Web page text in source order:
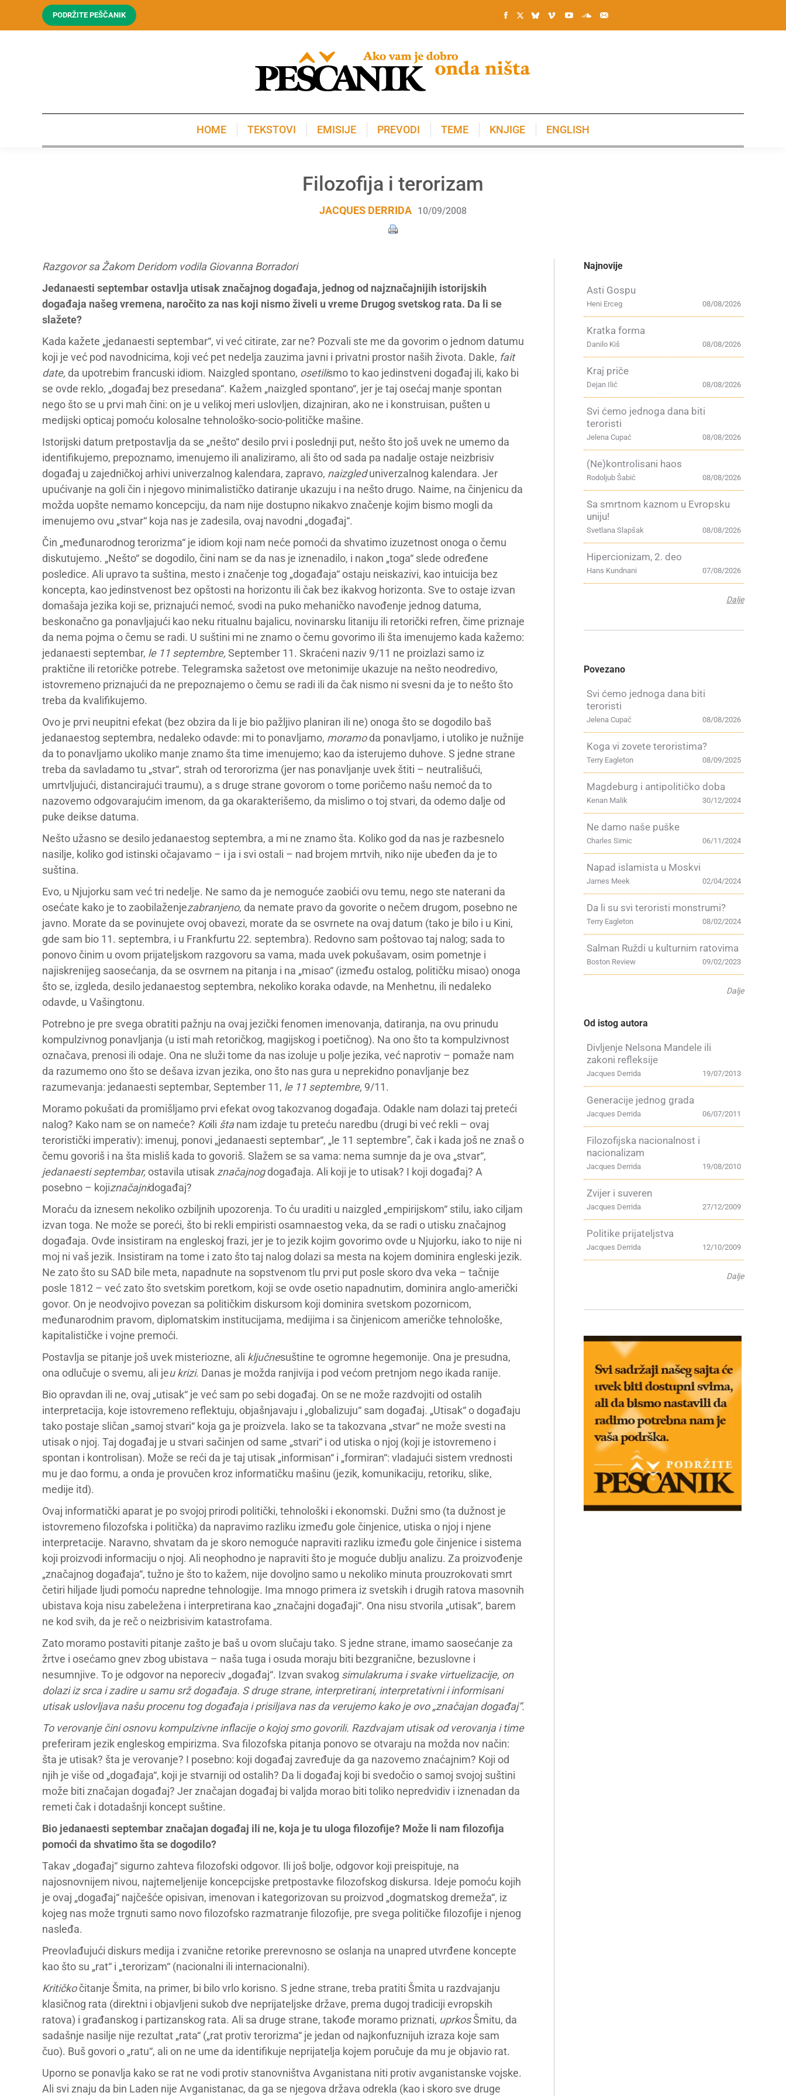
PODRŽITE PEŠČANIK
HOME TEKSTOVI EMISIJE PREVODI TEME KNJIGE ENGLISH
Filozofija i terorizam
JACQUES DERRIDA 10/09/2008
Razgovor sa Žakom Deridom vodila Giovanna Borradori
Jedanaesti septembar ostavlja utisak značajnog događaja, jednog od najznačajnijih istorijskih
događaja našeg vremena, naročito za nas koji nismo živeli u vreme Drugog svetskog rata. Da li se
slažete?
Kada kažete „jedanaesti septembar“, vi već citirate, zar ne? Pozvali ste me da govorim o jednom datumu
koji je već pod navodnicima, koji već pet nedelja zauzima javni i privatni prostor naših života. Dakle, fait
date, da upotrebim francuski idiom. Naizgled spontano, osetilismo to kao jedinstveni događaj ili, kako bi
se ovde reklo, „događaj bez presedana“. Kažem „naizgled spontano“, jer je taj osećaj manje spontan
nego što se u prvi mah čini: on je u velikoj meri uslovljen, dizajniran, ako ne i konstruisan, pušten u
medijski opticaj pomoću kolosalne tehnološko-socio-političke mašine.
Istorijski datum pretpostavlja da se „nešto“ desilo prvi i poslednji put, nešto što još uvek ne umemo da
identifikujemo, prepoznamo, imenujemo ili analiziramo, ali što od sada pa nadalje ostaje neizbrisiv
događaj u zajedničkoj arhivi univerzalnog kalendara, zapravo, naizgleduniverzalnog kalendara. Jer
upućivanje na goli čin i njegovo minimalističko datiranje ukazuju i na nešto drugo. Naime, na činjenicu da
možda uopšte nemamo koncepciju, da nam nije dostupno nikakvo značenje kojim bismo mogli da
imenujemo ovu „stvar“ koja nas je zadesila, ovaj navodni „događaj“.
Čin „međunarodnog terorizma“ je idiom koji nam neće pomoći da shvatimo izuzetnost onoga o čemu
diskutujemo. „Nešto“ se dogodilo, čini nam se da nas je iznenadilo, i nakon „toga“ slede određene
posledice. Ali upravo ta suština, mesto i značenje tog „događaja“ ostaju neiskazivi, kao intuicija bez
koncepta, kao jedinstvenost bez opštosti na horizontu ili čak bez ikakvog horizonta. Sve to ostaje izvan
domašaja jezika koji se, priznajući nemoć, svodi na puko mehaničko navođenje jednog datuma,
beskonačno ga ponavljajući kao neku ritualnu bajalicu, novinarsku litaniju ili retorički refren, čime priznaje
da nema pojma o čemu se radi. U suštini mi ne znamo o čemu govorimo ili šta imenujemo kada kažemo:
jedanaesti septembar, le 11 septembre, September 11. Skraćeni naziv 9/11 ne proizlazi samo iz
praktične ili retoričke potrebe. Telegramska sažetost ove metonimije ukazuje na nešto neodredivo,
istovremeno priznajući da ne prepoznajemo o čemu se radi ili da čak nismo ni svesni da je to nešto što
treba da kvalifikujemo.
Ovo je prvi neupitni efekat (bez obzira da li je bio pažljivo planiran ili ne) onoga što se dogodilo baš
jedanaestog septembra, nedaleko odavde: mi to ponavljamo, moramoda ponavljamo, i utoliko je nužnije
da to ponavljamo ukoliko manje znamo šta time imenujemo; kao da isterujemo duhove. S jedne strane
treba da savladamo tu „stvar“, strah od terororizma (jer nas ponavljanje uvek štiti – neutrališući,
umrtvljujući, distancirajući traumu), a s druge strane govorom o tome poričemo našu nemoć da to
nazovemo odgovarajućim imenom, da ga okarakterišemo, da mislimo o toj stvari, da odemo dalje od
puke deikse datuma.
Nešto užasno se desilo jedanaestog septembra, a mi ne znamo šta. Koliko god da nas je razbesnelo
nasilje, koliko god istinski očajavamo – i ja i svi ostali – nad brojem mrtvih, niko nije ubeđen da je to
suština.
Evo, u Njujorku sam već tri nedelje. Ne samo da je nemoguće zaobići ovu temu, nego ste naterani da
osećate kako je to zaobilaženjezabranjeno, da nemate pravo da govorite o nečem drugom, posebno ne
javno. Morate da se povinujete ovoj obavezi, morate da se osvrnete na ovaj datum (tako je bilo i u Kini,
gde sam bio 11. septembra, i u Frankfurtu 22. septembra). Redovno sam poštovao taj nalog; sada to
ponovo činim u ovom prijateljskom razgovoru sa vama, mada uvek pokušavam, osim pometnje i
najiskrenijeg saosećanja, da se osvrnem na pitanja i na „misao“ (između ostalog, političku misao) onoga
što se, izgleda, desilo jedanaestog septembra, nekoliko koraka odavde, na Menhetnu, ili nedaleko
odavde, u Vašingtonu.
Potrebno je pre svega obratiti pažnju na ovaj jezički fenomen imenovanja, datiranja, na ovu prinudu
kompulzivnog ponavljanja (u isti mah retoričkog, magijskog i poetičnog). Na ono što ta kompulzivnost
označava, prenosi ili odaje. Ona ne služi tome da nas izoluje u polje jezika, već naprotiv – pomaže nam
da razumemo ono što se dešava izvan jezika, ono što nas gura u neprekidno ponavljanje bez
razumevanja: jedanaesti septembar, September 11, le 11 septembre, 9/11.
Moramo pokušati da promišljamo prvi efekat ovog takozvanog događaja. Odakle nam dolazi taj preteći
nalog? Kako nam se on nameće? Koili štanam izdaje tu preteću naredbu (drugi bi već rekli – ovaj
teroristički imperativ): imenuj, ponovi „jedanaesti septembar“, „le 11 septembre”, čak i kada još ne znaš o
čemu govoriš i na šta misliš kada to govoriš. Slažem se sa vama: nema sumnje da je ova „stvar“,
jedanaesti septembar, ostavila utisak značajnogdogađaja. Ali koji je to utisak? I koji događaj? A
posebno – kojiznačajnidogađaj?
Moraću da iznesem nekoliko ozbiljnih upozorenja. To ću uraditi u naizgled „empirijskom“ stilu, iako ciljam
izvan toga. Ne može se poreći, što bi rekli empiristi osamnaestog veka, da se radi o utisku značajnog
događaja. Ovde insistiram na engleskoj frazi, jer je to jezik kojim govorimo ovde u Njujorku, iako to nije ni
moj ni vaš jezik. Insistiram na tome i zato što taj nalog dolazi sa mesta na kojem dominira engleski jezik.
Ne zato što su SAD bile meta, napadnute na sopstvenom tlu prvi put posle skoro dva veka – tačnije
posle 1812 – već zato što svetskim poretkom, koji se ovde osetio napadnutim, dominira anglo-američki
govor. On je neodvojivo povezan sa političkim diskursom koji dominira svetskom pozornicom,
međunarodnim pravom, diplomatskim institucijama, medijima i sa činjenicom američke tehnološke,
kapitalističke i vojne premoći.
Postavlja se pitanje još uvek misteriozne, ali ključnesuštine te ogromne hegemonije. Ona je presudna,
ona odlučuje o svemu, ali jeu krizi. Danas je možda ranjivija i pod većom pretnjom nego ikada ranije.
Bio opravdan ili ne, ovaj „utisak“ je već sam po sebi događaj. On se ne može razdvojiti od ostalih
interpretacija, koje istovremeno reflektuju, objašnjavaju i „globalizuju“ sam događaj. „Utisak“ o događaju
tako postaje sličan „samoj stvari“ koja ga je proizvela. Iako se ta takozvana „stvar“ ne može svesti na
utisak o njoj. Taj događaj je u stvari sačinjen od same „stvari“ i od utiska o njoj (koji je istovremeno i
spontan i kontrolisan). Može se reći da je taj utisak „informisan“ i „formiran“: vladajući sistem vrednosti
mu je dao formu, a onda je provučen kroz informatičku mašinu (jezik, komunikaciju, retoriku, slike,
medije itd).
Ovaj informatički aparat je po svojoj prirodi politički, tehnološki i ekonomski. Dužni smo (ta dužnost je
istovremeno filozofska i politička) da napravimo razliku između gole činjenice, utiska o njoj i njene
interpretacije. Naravno, shvatam da je skoro nemoguće napraviti razliku između gole činjenice i sistema
koji proizvodi informaciju o njoj. Ali neophodno je napraviti što je moguće dublju analizu. Za proizvođenje
„značajnog događaja“, tužno je što to kažem, nije dovoljno samo u nekoliko minuta prouzrokovati smrt
četiri hiljade ljudi pomoću napredne tehnologije. Ima mnogo primera iz svetskih i drugih ratova masovnih
ubistava koja nisu zabeležena i interpretirana kao „značajni događaji“. Ona nisu stvorila „utisak“, barem
ne kod svih, da je reč o neizbrisivim katastrofama.
Zato moramo postaviti pitanje zašto je baš u ovom slučaju tako. S jedne strane, imamo saosećanje za
žrtve i osećamo gnev zbog ubistava – naša tuga i osuda moraju biti bezgranične, bezuslovne i
nesumnjive. To je odgovor na neporeciv „događaj“. Izvan svakog simulakruma i svake virtuelizacije, on
dolazi iz srca i zadire u samu srž događaja. S druge strane, interpretirani, interpretativni i informisani
utisak uslovljava našu procenu tog događaja i prisiljava nas da verujemokako je ovo „značajan događaj“.
To verovanječini osnovu kompulzivne inflacije o kojoj smo govorili. Razdvajam utisak od verovanja i time
preferiram jezik engleskog empirizma. Sva filozofska pitanja ponovo se otvaraju na možda nov način:
šta je utisak? šta je verovanje? I posebno: koji događaj zavređuje da ga nazovemo znaćajnim? Koji od
njih je više od „događaja“, koji je stvarniji od ostalih? Da li događaj koji bi svedočio o samoj svojoj suštini
može biti značajan događaj? Jer značajan događaj bi valjda morao biti toliko nepredvidiv i iznenadan da
remeti čak i dotadašnji koncept suštine.
Bio jedanaesti septembar značajan događaj ili ne, koja je tu uloga filozofije? Može li nam filozofija
pomoći da shvatimo šta se dogodilo?
Takav „događaj“ sigurno zahteva filozofski odgovor. Ili još bolje, odgovor koji preispituje, na
najosnovnijem nivou, najtemeljenije koncepcijske pretpostavke filozofskog diskursa. Ideje pomoću kojih
je ovaj „događaj“ najčešće opisivan, imenovan i kategorizovan su proizvod „dogmatskog dremeža“, iz
kojeg nas može trgnuti samo novo filozofsko razmatranje filozofije, pre svega političke filozofije i njenog
nasleđa.
Preovlađujući diskurs medija i zvanične retorike prerevnosno se oslanja na unapred utvrđene koncepte
kao što su „rat“ i „terorizam“ (nacionalni ili internacionalni).
Kritičkočitanje Šmita, na primer, bi bilo vrlo korisno. S jedne strane, treba pratiti Šmita u razdvajanju
klasičnog rata (direktni i objavljeni sukob dve neprijateljske države, prema dugoj tradiciji evropskih
ratova) i građanskog i partizanskog rata. Ali sa druge strane, takođe moramo priznati, uprkosŠmitu, da
sadašnje nasilje nije rezultat „rata“ („rat protiv terorizma“ je jedan od najkonfuznijuh izraza koje sam
čuo). Buš govori o „ratu“, ali on ne ume da identifikuje neprijatelja kojem poručuje da mu je objavio rat.
Uporno se ponavlja kako se rat ne vodi protiv stanovništva Avganistana niti protiv avganistanske vojske.
Ali svi znaju da bin Laden nije Avganistanac, da ga se njegova država odrekla (kao i skoro sve druge
Najnovije
Asti Gospu
08/08/2026
Heni Erceg
Kratka forma
08/08/2026
Danilo Kiš
Kraj priče
08/08/2026
Dejan Ilić
Svi ćemo jednoga dana biti
teroristi
08/08/2026
Jelena Cupać
(Ne)kontrolisani haos
08/08/2026
Rodoljub Šabić
Sa smrtnom kaznom u Evropsku
uniju!
08/08/2026
Svetlana Slapšak
Hipercionizam, 2. deo
07/08/2026
Hans Kundnani
Dalje
Povezano
Svi ćemo jednoga dana biti
teroristi
08/08/2026
Jelena Cupać
Koga vi zovete teroristima?
08/09/2025
Terry Eagleton
Magdeburg i antipolitičko doba
30/12/2024
Kenan Malik
Ne damo naše puške
06/11/2024
Charles Simic
Napad islamista u Moskvi
02/04/2024
James Meek
Da li su svi teroristi monstrumi?
08/02/2024
Terry Eagleton
Salman Ruždi u kulturnim ratovima
09/02/2023
Boston Review
Dalje
Od istog autora
Divljenje Nelsona Mandele ili
zakoni refleksije
19/07/2013
Jacques Derrida
Generacije jednog grada
06/07/2011
Jacques Derrida
Filozofijska nacionalnost i
nacionalizam
19/08/2010
Jacques Derrida
Zvijer i suveren
27/12/2009
Jacques Derrida
Politike prijateljstva
12/10/2009
Jacques Derrida
Dalje
KNJIGE ENGLISH